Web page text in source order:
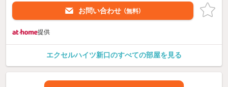
お問い合わせ （無料）
提供
エクセルハイツ新口のすべての部屋を見る